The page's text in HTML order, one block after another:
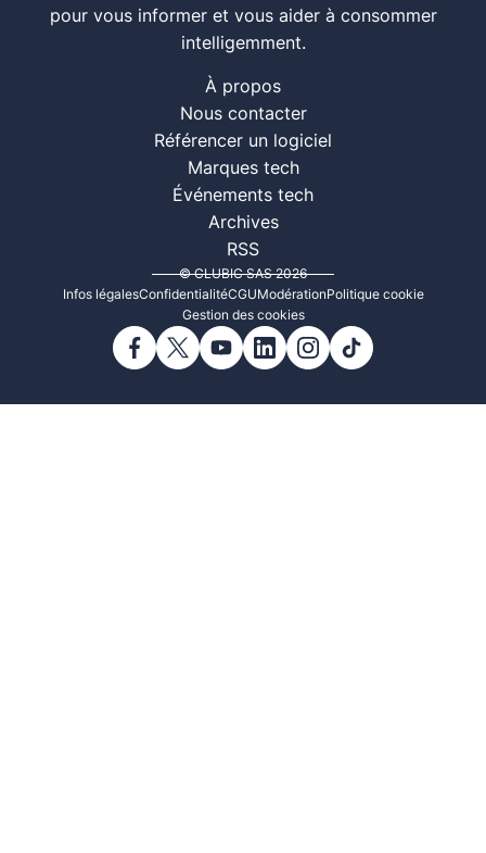
pour vous informer et vous aider à consommer
intelligemment.
À propos
Nous contacter
Référencer un logiciel
Marques tech
Événements tech
Archives
RSS
© CLUBIC SAS 2026
Infos légalesConfidentialitéCGUModérationPolitique cookie
Gestion des cookies